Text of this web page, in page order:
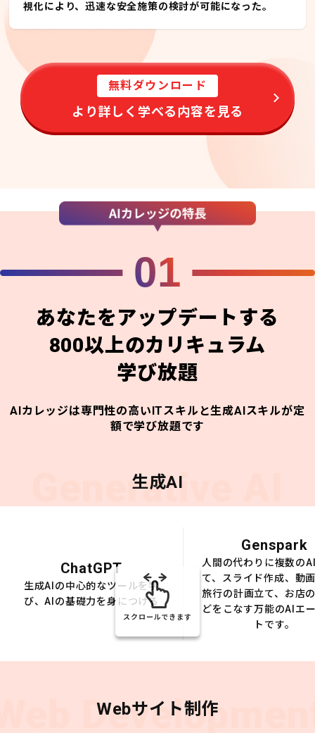
視化により、迅速な安全施策の検討が可能になった。
無料ダウンロード
より詳しく学べる内容を見る
01
あなたをアップデートする
800以上のカリキュラム
学び放題
AIカレッジは専門性の高いITスキルと生成AIスキルが定
額で学び放題です
Generative AI
生成AI
ChatGPT
生成AIの中心的なツールを学
び、AIの基礎力を身につける
Genspark
人間の代わりに複数の
て、スライド作成、動
旅行の計画立て、お店
どをこなす万能のAIエ
トです。
スクロールできます
Webサイト制作